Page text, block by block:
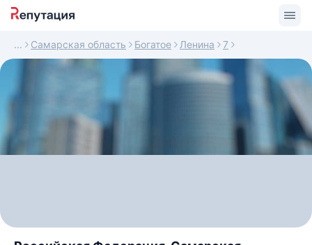
Самарская область Богатое Ленина 7